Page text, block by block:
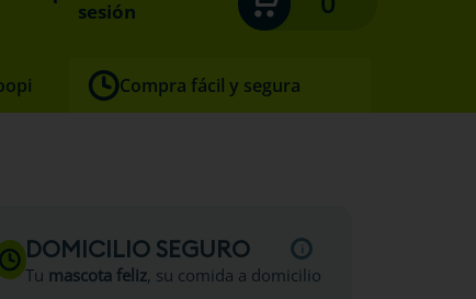
sesión
Compra fácil y segura
DOMICILIO SEGURO
Tu mascota feliz, su comida a domicilio